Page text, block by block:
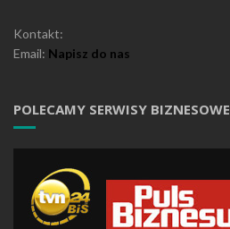
Kontakt:
Email: Napisz do nas
POLECAMY SERWISY BIZNESOWE